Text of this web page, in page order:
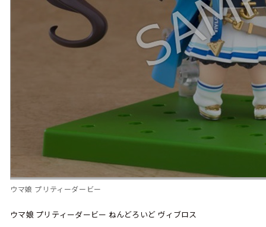
ウマ娘 プリティーダービー
ウマ娘 プリティーダービー ねんどろいど ヴィブロス